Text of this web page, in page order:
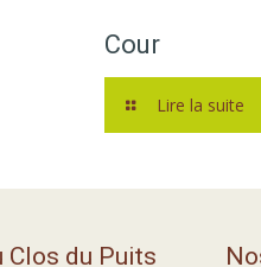
Cour
Lire la suite
Clos du Puits